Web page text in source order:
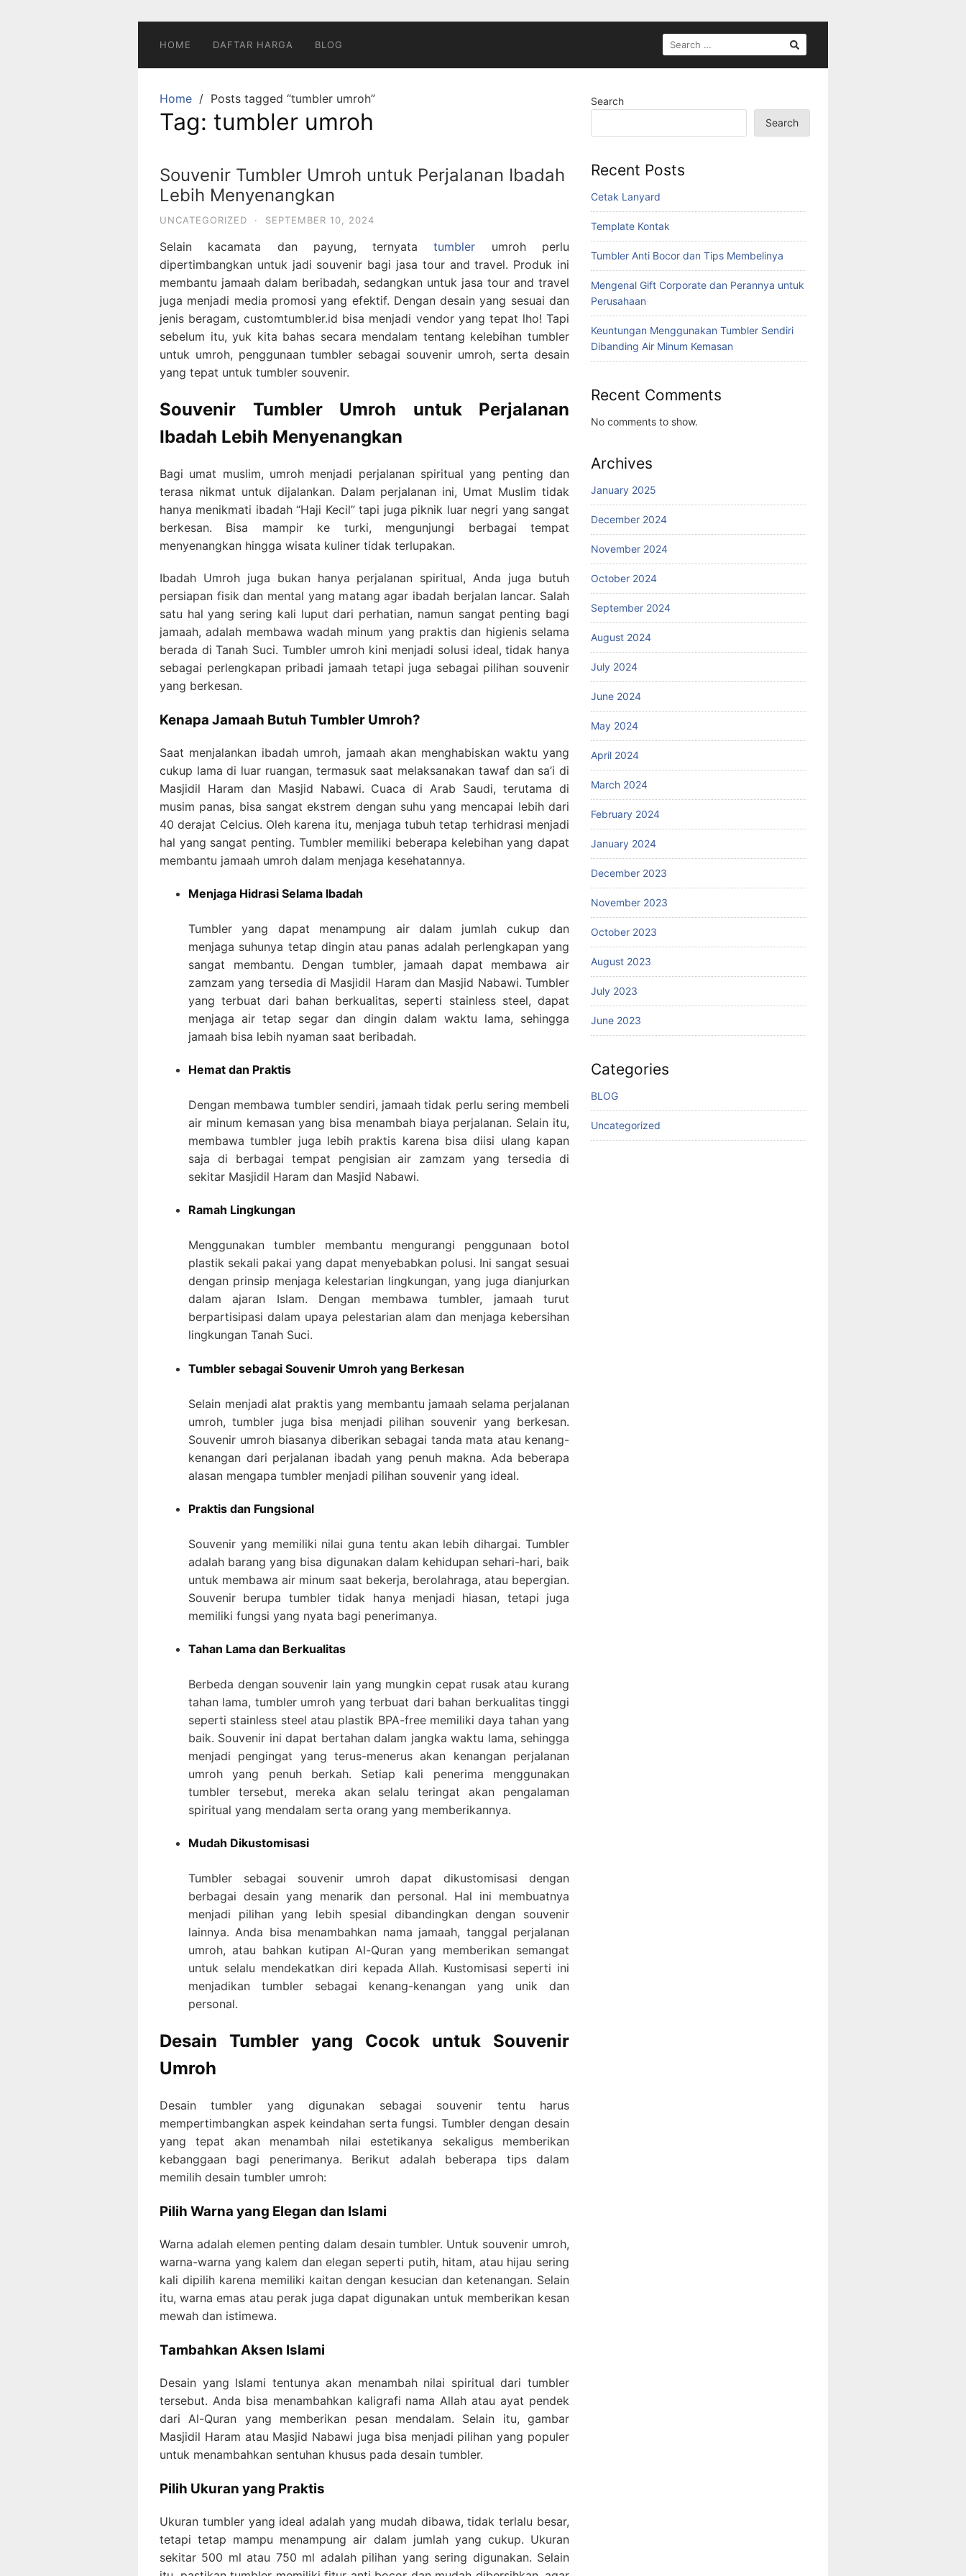
HOME DAFTAR HARGA BLOG
SEARCH
FOR:
Home Posts tagged “tumbler umroh”
Tag: tumbler umroh
Souvenir Tumbler Umroh untuk Perjalanan Ibadah
Lebih Menyenangkan
UNCATEGORIZED · SEPTEMBER 10, 2024
Selain kacamata dan payung, ternyatatumbler umroh perlu
dipertimbangkan untuk jadi souvenir bagi jasa tour and travel. Produk ini
membantu jamaah dalam beribadah, sedangkan untuk jasa tour and travel
juga menjadi media promosi yang efektif. Dengan desain yang sesuai dan
jenis beragam, customtumbler.id bisa menjadi vendor yang tepat lho! Tapi
sebelum itu, yuk kita bahas secara mendalam tentang kelebihan tumbler
untuk umroh, penggunaan tumbler sebagai souvenir umroh, serta desain
yang tepat untuk tumbler souvenir.
Souvenir Tumbler Umroh untuk Perjalanan
Ibadah Lebih Menyenangkan
Bagi umat muslim, umroh menjadi perjalanan spiritual yang penting dan
terasa nikmat untuk dijalankan. Dalam perjalanan ini, Umat Muslim tidak
hanya menikmati ibadah “Haji Kecil” tapi juga piknik luar negri yang sangat
berkesan. Bisa mampir ke turki, mengunjungi berbagai tempat
menyenangkan hingga wisata kuliner tidak terlupakan.
Ibadah Umroh juga bukan hanya perjalanan spiritual, Anda juga butuh
persiapan fisik dan mental yang matang agar ibadah berjalan lancar. Salah
satu hal yang sering kali luput dari perhatian, namun sangat penting bagi
jamaah, adalah membawa wadah minum yang praktis dan higienis selama
berada di Tanah Suci. Tumbler umroh kini menjadi solusi ideal, tidak hanya
sebagai perlengkapan pribadi jamaah tetapi juga sebagai pilihan souvenir
yang berkesan.
Kenapa Jamaah Butuh Tumbler Umroh?
Saat menjalankan ibadah umroh, jamaah akan menghabiskan waktu yang
cukup lama di luar ruangan, termasuk saat melaksanakan tawaf dan sa’i di
Masjidil Haram dan Masjid Nabawi. Cuaca di Arab Saudi, terutama di
musim panas, bisa sangat ekstrem dengan suhu yang mencapai lebih dari
40 derajat Celcius. Oleh karena itu, menjaga tubuh tetap terhidrasi menjadi
hal yang sangat penting. Tumbler memiliki beberapa kelebihan yang dapat
membantu jamaah umroh dalam menjaga kesehatannya.
Menjaga Hidrasi Selama Ibadah
Tumbler yang dapat menampung air dalam jumlah cukup dan
menjaga suhunya tetap dingin atau panas adalah perlengkapan yang
sangat membantu. Dengan tumbler, jamaah dapat membawa air
zamzam yang tersedia di Masjidil Haram dan Masjid Nabawi. Tumbler
yang terbuat dari bahan berkualitas, seperti stainless steel, dapat
menjaga air tetap segar dan dingin dalam waktu lama, sehingga
jamaah bisa lebih nyaman saat beribadah.
Hemat dan Praktis
Dengan membawa tumbler sendiri, jamaah tidak perlu sering membeli
air minum kemasan yang bisa menambah biaya perjalanan. Selain itu,
membawa tumbler juga lebih praktis karena bisa diisi ulang kapan
saja di berbagai tempat pengisian air zamzam yang tersedia di
sekitar Masjidil Haram dan Masjid Nabawi.
Ramah Lingkungan
Menggunakan tumbler membantu mengurangi penggunaan botol
plastik sekali pakai yang dapat menyebabkan polusi. Ini sangat sesuai
dengan prinsip menjaga kelestarian lingkungan, yang juga dianjurkan
dalam ajaran Islam. Dengan membawa tumbler, jamaah turut
berpartisipasi dalam upaya pelestarian alam dan menjaga kebersihan
lingkungan Tanah Suci.
Tumbler sebagai Souvenir Umroh yang Berkesan
Selain menjadi alat praktis yang membantu jamaah selama perjalanan
umroh, tumbler juga bisa menjadi pilihan souvenir yang berkesan.
Souvenir umroh biasanya diberikan sebagai tanda mata atau kenang-
kenangan dari perjalanan ibadah yang penuh makna. Ada beberapa
alasan mengapa tumbler menjadi pilihan souvenir yang ideal.
Praktis dan Fungsional
Souvenir yang memiliki nilai guna tentu akan lebih dihargai. Tumbler
adalah barang yang bisa digunakan dalam kehidupan sehari-hari, baik
untuk membawa air minum saat bekerja, berolahraga, atau bepergian.
Souvenir berupa tumbler tidak hanya menjadi hiasan, tetapi juga
memiliki fungsi yang nyata bagi penerimanya.
Tahan Lama dan Berkualitas
Berbeda dengan souvenir lain yang mungkin cepat rusak atau kurang
tahan lama, tumbler umroh yang terbuat dari bahan berkualitas tinggi
seperti stainless steel atau plastik BPA-free memiliki daya tahan yang
baik. Souvenir ini dapat bertahan dalam jangka waktu lama, sehingga
menjadi pengingat yang terus-menerus akan kenangan perjalanan
umroh yang penuh berkah. Setiap kali penerima menggunakan
tumbler tersebut, mereka akan selalu teringat akan pengalaman
spiritual yang mendalam serta orang yang memberikannya.
Mudah Dikustomisasi
Tumbler sebagai souvenir umroh dapat dikustomisasi dengan
berbagai desain yang menarik dan personal. Hal ini membuatnya
menjadi pilihan yang lebih spesial dibandingkan dengan souvenir
lainnya. Anda bisa menambahkan nama jamaah, tanggal perjalanan
umroh, atau bahkan kutipan Al-Quran yang memberikan semangat
untuk selalu mendekatkan diri kepada Allah. Kustomisasi seperti ini
menjadikan tumbler sebagai kenang-kenangan yang unik dan
personal.
Desain Tumbler yang Cocok untuk Souvenir
Umroh
Desain tumbler yang digunakan sebagai souvenir tentu harus
mempertimbangkan aspek keindahan serta fungsi. Tumbler dengan desain
yang tepat akan menambah nilai estetikanya sekaligus memberikan
kebanggaan bagi penerimanya. Berikut adalah beberapa tips dalam
memilih desain tumbler umroh:
Pilih Warna yang Elegan dan Islami
Warna adalah elemen penting dalam desain tumbler. Untuk souvenir umroh,
warna-warna yang kalem dan elegan seperti putih, hitam, atau hijau sering
kali dipilih karena memiliki kaitan dengan kesucian dan ketenangan. Selain
itu, warna emas atau perak juga dapat digunakan untuk memberikan kesan
mewah dan istimewa.
Tambahkan Aksen Islami
Desain yang Islami tentunya akan menambah nilai spiritual dari tumbler
tersebut. Anda bisa menambahkan kaligrafi nama Allah atau ayat pendek
dari Al-Quran yang memberikan pesan mendalam. Selain itu, gambar
Masjidil Haram atau Masjid Nabawi juga bisa menjadi pilihan yang populer
untuk menambahkan sentuhan khusus pada desain tumbler.
Pilih Ukuran yang Praktis
Ukuran tumbler yang ideal adalah yang mudah dibawa, tidak terlalu besar,
tetapi tetap mampu menampung air dalam jumlah yang cukup. Ukuran
sekitar 500 ml atau 750 ml adalah pilihan yang sering digunakan. Selain
Search
Search
Recent Posts
Cetak Lanyard
Template Kontak
Tumbler Anti Bocor dan Tips Membelinya
Mengenal Gift Corporate dan Perannya untuk
Perusahaan
Keuntungan Menggunakan Tumbler Sendiri
Dibanding Air Minum Kemasan
Recent Comments
No comments to show.
Archives
January 2025
December 2024
November 2024
October 2024
September 2024
August 2024
July 2024
June 2024
May 2024
April 2024
March 2024
February 2024
January 2024
December 2023
November 2023
October 2023
August 2023
July 2023
June 2023
Categories
BLOG
Uncategorized